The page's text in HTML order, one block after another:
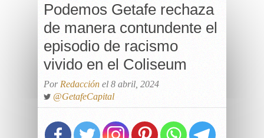
Podemos Getafe rechaza
de manera contundente el
episodio de racismo
vivido en el Coliseum
Por Redacción el 8 abril, 2024
@GetafeCapital